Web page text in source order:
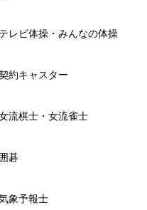
テレビ体操・みんなの体操
約キャスター
流棋士・女流雀士
囲碁
象予報士